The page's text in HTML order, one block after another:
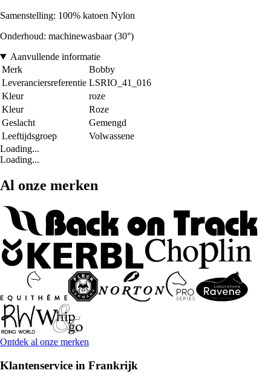
Samenstelling: 100% katoen Nylon
Onderhoud: machinewasbaar (30°)
Aanvullende informatie
Merk
Bobby
Leveranciersreferentie LSRIO_41_016
Kleur
roze
Kleur
Roze
Geslacht
Gemengd
Leeftijdsgroep
Volwassene
Loading...
Loading...
Al onze merken
Ontdek al onze merken
Klantenservice in Frankrijk